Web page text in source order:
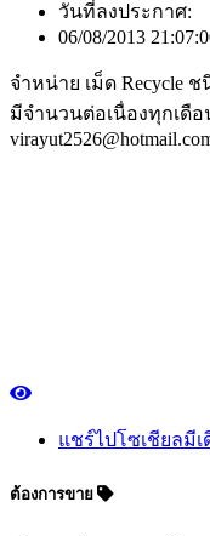
วันที่ลงประกาศ:
06/08/2013
จำหน่าย เม็ด Recycle ช
มีจำนวนต่อเนื่องทุกเดือ
แชร์ไปโซเชียลมีเ
ต้องการขาย